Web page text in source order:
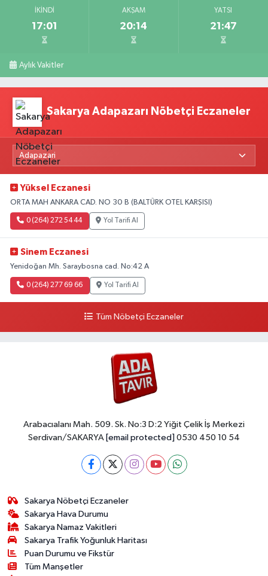
İKINDI
17:01
AKŞAM
20:14
YATSI
21:47
Aylık Vakitler
Sakarya Adapazarı Nöbetçi Eczaneler
Yüksel Eczanesi
ORTA MAH ANKARA CAD. NO 30 B (BALTÜRK OTEL KARŞISI)
0 (264) 272 54 44 Yol Tarifi Al
Sinem Eczanesi
Yenidoğan Mh. Saraybosna cad. No:42 A
0 (264) 277 69 66 Yol Tarifi Al
Tüm Nöbetçi Eczaneler
Arabacıalanı Mah. 509. Sk. No:3 D:2 Yiğit Çelik İş Merkezi
Serdivan/SAKARYA [email protected] 0530 450 10 54
Sakarya Nöbetçi Eczaneler
Sakarya Hava Durumu
Sakarya Namaz Vakitleri
Sakarya Trafik Yoğunluk Haritası
Puan Durumu ve Fikstür
Tüm Manşetler